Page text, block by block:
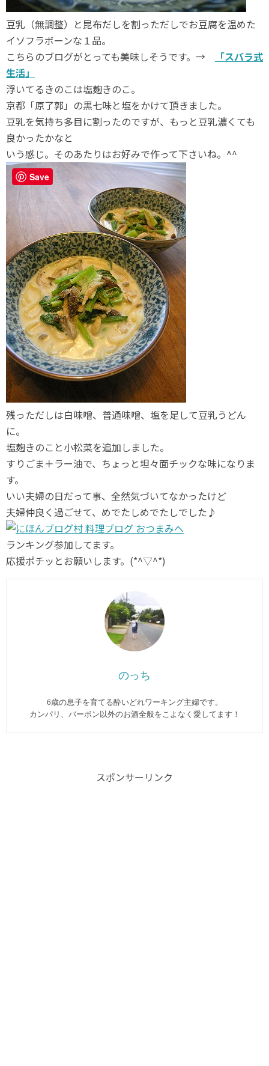
豆乳（無調整）と昆布だしを割っただしでお豆腐を温めた
イソフラボーンな１品。
こちらのブログがとっても美味しそうです。→
「スバラ式
生活」
浮いてるきのこは塩麹きのこ。
京都「原了郭」の黒七味と塩をかけて頂きました。
豆乳を気持ち多目に割ったのですが、もっと豆乳濃くても
良かったかなと
いう感じ。そのあたりはお好みで作って下さいね。^^
残っただしは白味噌、普通味噌、塩を足して豆乳うどん
に。
塩麹きのこと小松菜を追加しました。
すりごま＋ラー油で、ちょっと坦々面チックな味になりま
す。
いい夫婦の日だって事、全然気づいてなかったけど
夫婦仲良く過ごせて、めでたしめでたしでした♪
ランキング参加してます。
応援ポチッとお願いします。(*^▽^*)
のっち
6歳の息子を育てる酔いどれワーキング主婦です。
カンパリ、バーボン以外のお酒全般をこよなく愛してます︎！
スポンサーリンク
Save